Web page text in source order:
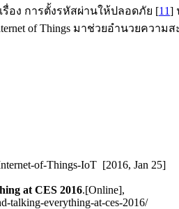
อง การตั้งรหัสผ่านให้ปลอดภัย [11]
of Things มาช่วยอำนวยควา
of-Things-IoT [2016, Jan 25]
at CES 2016.[Online],
talking-everything-at-ces-2016/